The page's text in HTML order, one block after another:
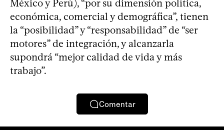
México y Perú), “por su dimensión política,
económica, comercial y demográfica”, tienen
la “posibilidad” y “responsabilidad” de “ser
motores” de integración, y alcanzarla
supondrá “mejor calidad de vida y más
trabajo”.
Comentar